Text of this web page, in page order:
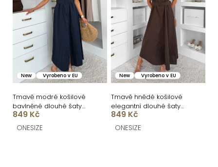
New Vyrobeno v EU
Tmavě modré košilové
bavlněné dlouhé šaty
FLORENTE
849 Kč
ONESIZE
New Vyrobeno v EU
Tmavě hnědé košilové
elegantní dlouhé šaty
FLORENTE
849 Kč
ONESIZE